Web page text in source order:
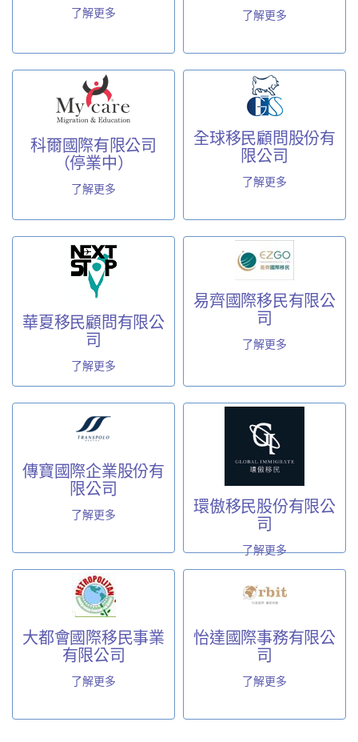
了解更多 了解更多
科爾國際有限公司
（停業中）
了解更多
全球移民顧問股份有
限公司
了解更多
華夏移民顧問有限公
司
了解更多
易齊國際移民有限公
司
了解更多
傳寶國際企業股份有
限公司
了解更多
環傲移民股份有限公
司
了解更多
大都會國際移民事業
有限公司
了解更多
怡達國際事務有限公
司
了解更多